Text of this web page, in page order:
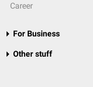
Career
For Business
Other stuff